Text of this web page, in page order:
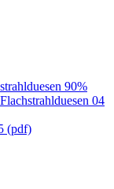
90%
04
(pdf)